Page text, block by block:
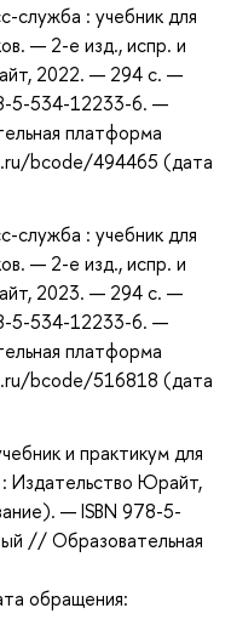
: учебник для
— 2-е изд., испр. и
2022. — 294 с. —
5-534-12233-6. —
платформа
bcode/494465 (дата
: учебник для
— 2-е изд., испр. и
2023. — 294 с. —
5-534-12233-6. —
платформа
bcode/516818 (дата
и практикум для
Юрайт,
— ISBN 978-5-
// Образовательная
обращения: